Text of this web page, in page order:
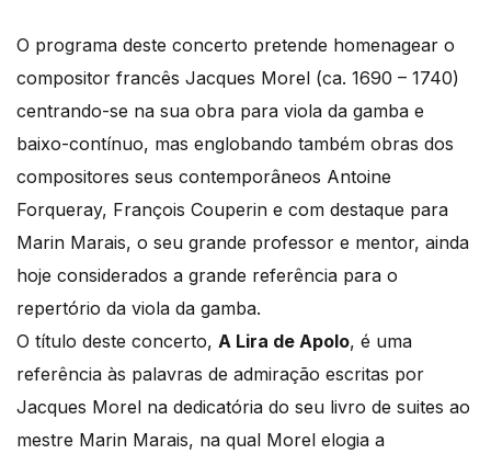
O programa deste concerto pretende homenagear o
compositor francês Jacques Morel (ca. 1690 – 1740)
centrando-se na sua obra para viola da gamba e
baixo-contínuo, mas englobando também obras dos
compositores seus contemporâneos Antoine
Forqueray, François Couperin e com destaque para
Marin Marais, o seu grande professor e mentor, ainda
hoje considerados a grande referência para o
repertório da viola da gamba.
O título deste concerto, A Lira de Apolo, é uma
referência às palavras de admiração escritas por
Jacques Morel na dedicatória do seu livro de suites ao
mestre Marin Marais, na qual Morel elogia a